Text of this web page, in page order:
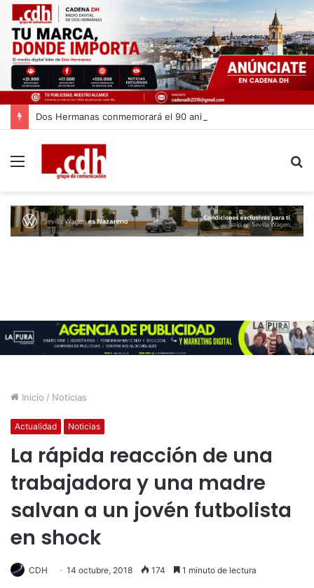
Inicio / Noticias
Actualidad Noticias
La rápida reacción de una
trabajadora y una madre
salvan a un jovén futbolista
en shock
CDH 14 octubre, 2018 174 1 minuto de lectura